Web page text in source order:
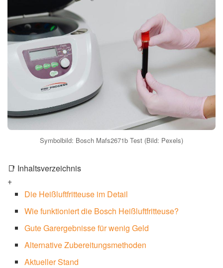
Symbolbild: Bosch Mafs2671b Test (Bild: Pexels)
📑 Inhaltsverzeichnis
+
Die Heißluftfritteuse im Detail
Wie funktioniert die Bosch Heißluftfritteuse?
Gute Garergebnisse für wenig Geld
Alternative Zubereitungsmethoden
Aktueller Stand